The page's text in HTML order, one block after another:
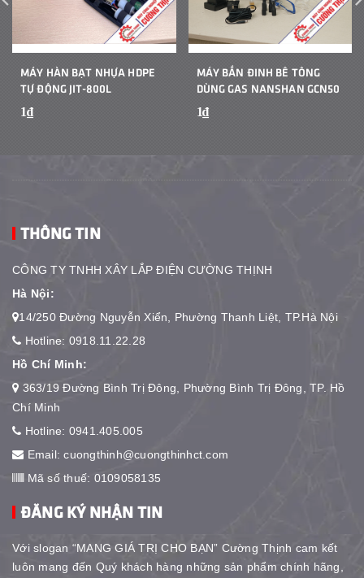
MÁY HÀN BẠT NHỰA HDPE
TỰ ĐỘNG JIT-800L
1₫
MÁY BẮN ĐINH BÊ TÔNG
DÙNG GAS NANSHAN GCN50
1₫
THÔNG TIN
CÔNG TY TNHH XÂY LẮP ĐIỆN CƯỜNG THỊNH
Hà Nội:
14/250 Đường Nguyễn Xiển, Phường Thanh Liệt, TP.Hà Nội
Hotline: 0918.11.22.28
Hồ Chí Minh:
363/19 Đường Bình Trị Đông, Phường Bình Trị Đông, TP. Hồ
Chí Minh
Hotline: 0941.405.005
Email:cuongthinh@cuongthinhct.com
Mã số thuế: 0109058135
ĐĂNG KÝ NHẬN TIN
Với slogan “MANG GIÁ TRỊ CHO BẠN” Cường Thịnh cam kết
luôn mang đến Quý khách hàng những sản phẩm chính hãng,